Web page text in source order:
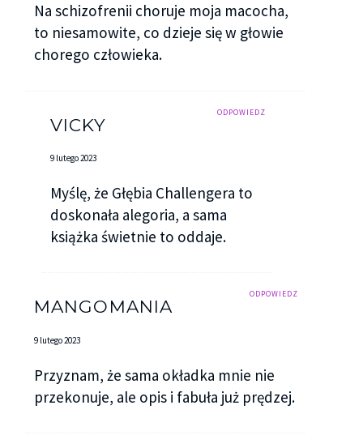
Na schizofrenii choruje moja macocha,
to niesamowite, co dzieje się w głowie
chorego człowieka.
ODPOWIEDZ
VICKY
9 lutego 2023
Myślę, że Głębia Challengera to
doskonała alegoria, a sama
książka świetnie to oddaje.
ODPOWIEDZ
MANGOMANIA
9 lutego 2023
Przyznam, że sama okładka mnie nie
przekonuje, ale opis i fabuła już prędzej.